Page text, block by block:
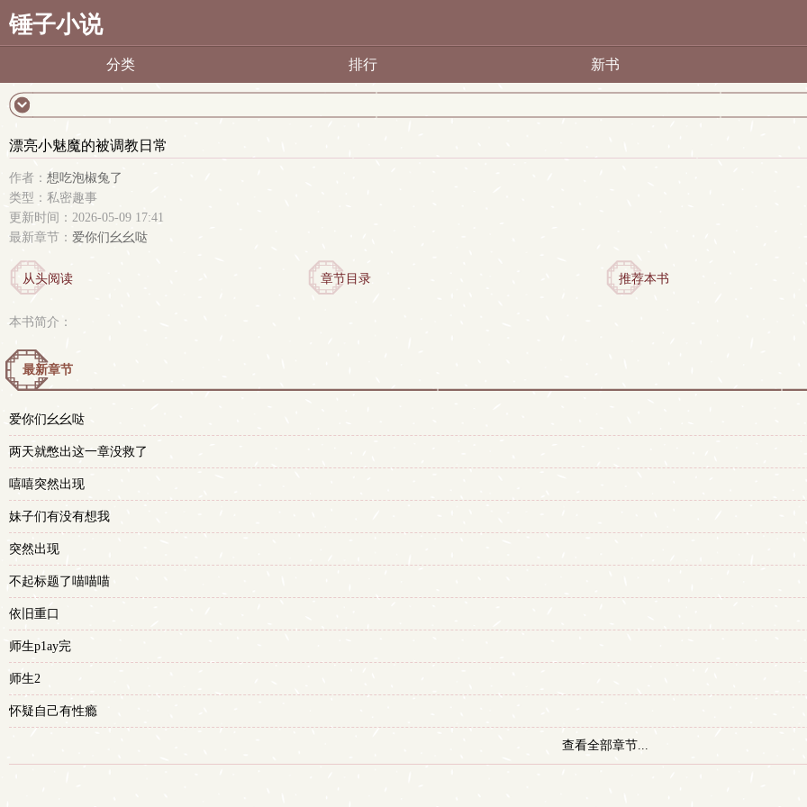
锤子小说
分类 排行 新书
漂亮小魅魔的被调教日常
作者： 想吃泡椒兔了
类型：私密趣事
更新时间：2026-05-09 17:41
最新章节： 爱你们幺幺哒
从头阅读 章节目录 推荐本书
本书简介：
最新章节
爱你们幺幺哒
两天就憋出这一章没救了
嘻嘻突然出现
妹子们有没有想我
突然出现
不起标题了喵喵喵
依旧重口
师生p1ay完
师生2
怀疑自己有性瘾
查看全部章节...